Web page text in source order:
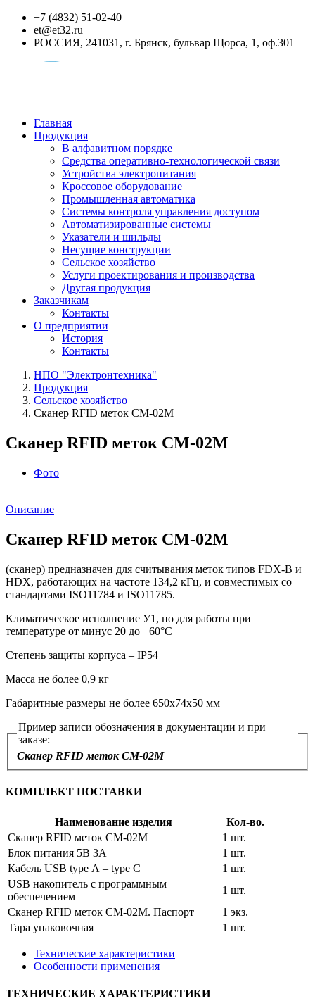
+7 (4832) 51-02-40
et@et32.ru
РОССИЯ, 241031, г. Брянск, бульвар Щорса, 1, оф.301
Главная
Продукция
В алфавитном порядке
Средства оперативно-технологической связи
Устройства электропитания
Кроссовое оборудование
Промышленная автоматика
Системы контроля управления доступом
Автоматизированные системы
Указатели и шильды
Несущие конструкции
Сельское хозяйство
Услуги проектирования и производства
Другая продукция
Заказчикам
Контакты
О предприятии
История
Контакты
НПО "Электронтехника"
Продукция
Сельское хозяйство
Сканер RFID меток СМ-02М
Сканер RFID меток СМ-02М
Фото
Описание
Сканер RFID меток СМ-02М
(сканер) предназначен для считывания меток типов FDX-B и
HDX, работающих на частоте 134,2 кГц, и совместимых со
стандартами ISO11784 и ISO11785.
Климатическое исполнение У1, но для работы при
температуре от минус 20 до +60°С
Степень защиты корпуса – IP54
Масса не более 0,9 кг
Габаритные размеры не более 650х74х50 мм
Пример записи обозначения в документации и при
заказе:
Сканер RFID меток СМ-02М
КОМПЛЕКТ ПОСТАВКИ
Наименование изделия
Кол-во.
Сканер RFID меток СМ-02М
1 шт.
Блок питания 5В 3А
1 шт.
Кабель USB type А – type C
1 шт.
USB накопитель с программным
обеспечением
1 шт.
Сканер RFID меток СМ-02М. Паспорт
1 экз.
Тара упаковочная
1 шт.
Технические характеристики
Особенности применения
ТЕХНИЧЕСКИЕ ХАРАКТЕРИСТИКИ